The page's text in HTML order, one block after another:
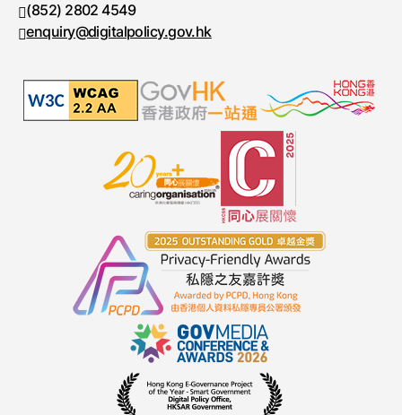
传真号码
(852) 2802 4549
enquiry@digitalpolicy.gov.hk